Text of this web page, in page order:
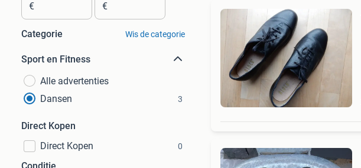
€ €
Categorie Wis de categorie
Sport en Fitness
Alle advertenties
Dansen
3
Direct Kopen
Direct Kopen
0